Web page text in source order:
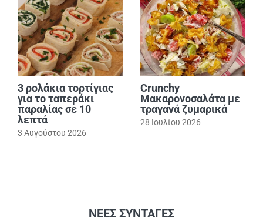
3 ρολάκια τορτίγιας
για το ταπεράκι
παραλίας σε 10
λεπτά
3 Αυγούστου 2026
Crunchy
Μακαρονοσαλάτα με
τραγανά ζυμαρικά
28 Ιουλίου 2026
ΝΕΕΣ ΣΥΝΤΑΓΕΣ